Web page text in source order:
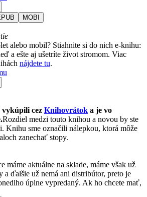
MOBI
alebo mobil? Stiahnite si do nich e-knihu:
a ešte aj ušetríte život stromom. Viac
nájdete tu.
cez Knihovrátok a je vo
Rozdiel medzi touto knihou a novou by ste
Knihu sme označili nálepkou, ktorá môže
zanechať stopy.
máme aktuálne na sklade, máme však už
a ďalšie už nemá ani distribútor, preto je
úplne vypredaný. Ak ho chcete mať,